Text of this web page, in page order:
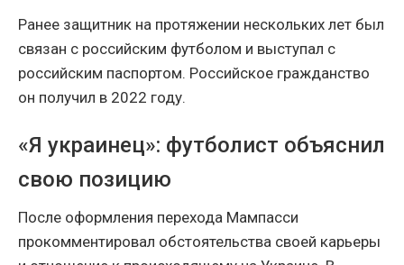
Ранее защитник на протяжении нескольких лет был
связан с российским футболом и выступал с
российским паспортом. Российское гражданство
он получил в 2022 году.
«Я украинец»: футболист объяснил
свою позицию
После оформления перехода Мампасси
прокомментировал обстоятельства своей карьеры